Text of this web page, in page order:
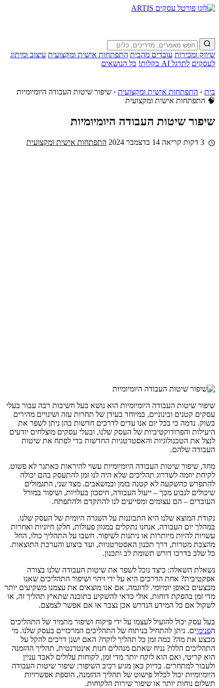
שיווק ומכירות עובדים מהבית התפתחות אישית ומקצועית עיצוב ומיתוג
לעסקים לתרגל AI בקלות! כל הנושאים
בית › התפתחות אישית ומקצועית › שיפור שיטות העבודה היומיומיות
🧠 התפתחות אישית ומקצועית
שיפור שיטות העבודה היומיומיות
14 בדצמבר 2024 התפתחות אישית ומקצועית
שיפור שיטות העבודה היומיומיות הוא נושא בעל חשיבות רבה עבור בעלי
עסקים קטנים ובינוניים, במיוחד בעידן של תחרות עזה ושינויים מהירים
בשוק. נדמה כי בכל יום אנו עדים לדרכים חדשות בהן ניתן לשפר את
היעילות והפרודוקטיביות של העסק שלנו, ובעלי עסקים מוצלחים יודעים
לנצל את הטכנולוגיות והאסטרטגיות החדשות כדי לפתח את שיטות
העבודה שלהם.
מחד, שיפור שיטות העבודה היומיומיות עשוי להיראות כאתגר לא פשוט.
לקיחת יוזמה לשדרוג תהליכים שלא היה לנו זמן להתעסק בהם יכולה
להתפרש כהשקעה לא קטנה בזמן ובמשאבים. מצד שני, התגמולים
שיכולים לנבוע מכך – ייעול העבודה, חיסכון בעלויות, ושיפור במורל
העובדים – הם עצומים ומסייעים לנו להתקדם ולהתפתח.
נקודת המוצא שלנו היא התבוננות על השגרה היומית של העסק שלנו.
במהלך יום העבודה, אנחנו נתקלים במגוון פעולות, חלקן חיוניות ואחרות
עשויות להיות מיותרות או ניתנות לשיפור. חשבו על התהליך כולו, החל
מהצבת מטרות, דרך תכנון האסטרטגיות, ועד ביצוע והערכת התוצאות.
כל שלב בדרכו דורש תשומת לב ותכנון.
נשאלת השאלה: כיצד נוכל לשפר את שיטות העבודה שלנו בצורה
אפקטיבית? אחת הדרכים היא על ידי זיהוי ושיפור התהליכים שאנו
מבצעים באופן יומיומי. לדוגמה, אם אנו מוצאים את עצמנו משקיעים יותר
מדי זמן בהפקת דוחות, אולי כדאי להשקיע בתוכנה שתאיץ תהליך זה, או
לשקול אם כל המידע הנדרש אכן נצבר או אם אפשר לצמצם.
בעל עסק יכול להועיל לעצמו על ידי פיקוח ושיפור מתמיד של התהליכים
הפנימיים. ניתן להתחיל בניתוח של התהליכים המרכזיים בעסק שלנו. מי
מבצע את מה? כמה זמן כל תהליך לוקח? האם ישנן דרכים להקל על
התהליכים הללו? נניח שאתם מנהלים חנות אינטרנטית, תהליך ההזמנה
הוא קריטי, ואם הוא לוקח יותר מדי זמן, לקוחות עלולים לאבד עניין
ולעבור למתחרים. בדיוק כאן מגיע רכיב השיפור: שיפור שיטות העבודה
היומיומיות יכול לכלול פישוט של תהליך ההזמנה, הוספת אפשרויות
תשלום נוחות יותר או שיפור שירות הלקוחות.